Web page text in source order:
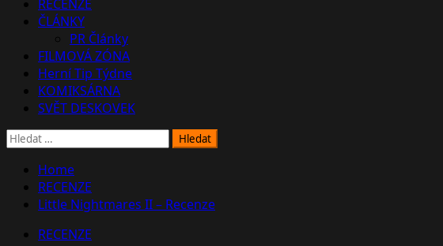
RECENZE
ČLÁNKY
PR Články
FILMOVÁ ZÓNA
Herní Tip Týdne
KOMIKSÁRNA
SVĚT DESKOVEK
Vyhledávání
Home
RECENZE
Little Nightmares II – Recenze
RECENZE